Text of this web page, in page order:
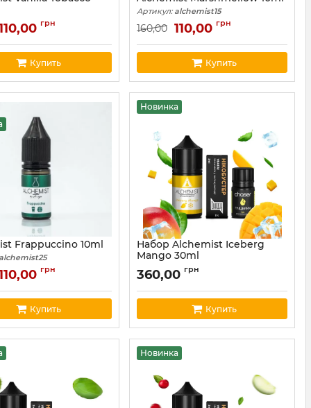
грн
Купить
Артикул:alchemist15
160,00 110,00 грн
Купить
Frappuccino 10ml
alchemist25
грн
Купить
Новинка
Набор Alchemist Iceberg
Mango 30ml
Артикул:alchemist41
360,00 грн
Купить
Новинка